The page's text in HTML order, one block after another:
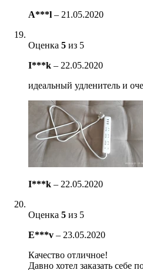
A***l – 21.05.2020
Оценка 5 из 5
I***k – 22.05.2020
идеальный удленитель и
I***k – 22.05.2020
Оценка 5 из 5
E***v – 23.05.2020
Качество отличное!
Давно хотел заказать себе